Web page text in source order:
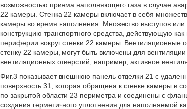
возможностью приема наполняющего газа в случае
22 камеры. Стенка 22 камеры включает в себя
камеры во время наполнения. Множество выступов
конструкцию транспортного средства, действующую
периферии вокруг стенки 22 камеры. Вентиляционные
стенку 22 камеры, могут быть включены для
вентиляционных отверстий, например, активное
Фиг.3 показывает внешнюю панель отделки 21 с
поверхность 31, которая обращена к стенке камеры в
по закрытой области 23 периметра и соединены с
создания герметичного уплотнения для наполняемой